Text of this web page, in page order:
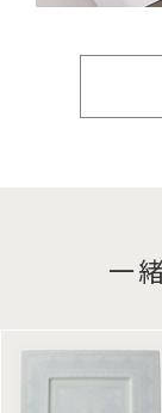
一